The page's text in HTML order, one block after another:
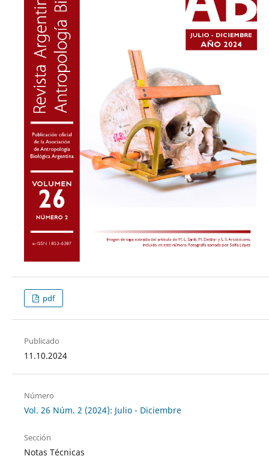
pdf
Publicado
11.10.2024
Número
Vol. 26 Núm. 2 (2024): Julio - Diciembre
Sección
Notas Técnicas